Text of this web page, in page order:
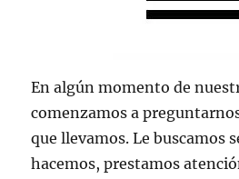
En algún momento de
comenzamos a
que llevamos. Le buscamos
hacemos, prestamos